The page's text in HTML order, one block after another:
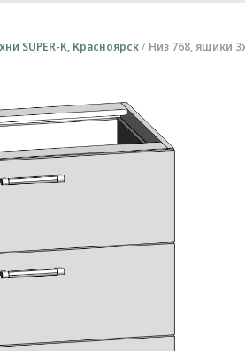
SUPER-K, Красноярск Низ 768, ящики